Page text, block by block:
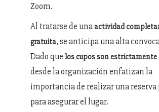
Zoom.
Al tratarse de unaactividad
gratuita, se anticipa una alta
Dado que los cupos son
desde la organización enfatizan la
importancia de realizar una reserva
para asegurar el lugar.